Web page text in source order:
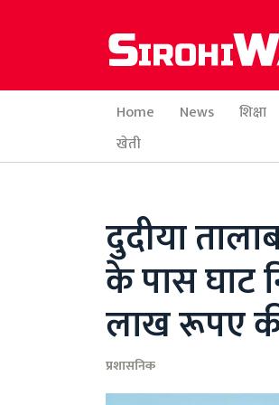
Home News शिक्षा
खेती
दुदीया
के पास घाट
लाख रूपए
प्रशासनिक